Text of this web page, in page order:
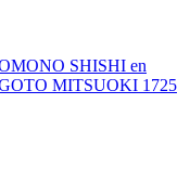
SHISHI en
MITSUOKI 1725